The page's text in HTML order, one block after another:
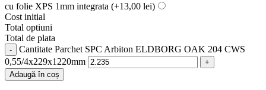
cu folie XPS 1mm integrata (+13,00 lei)
Cost initial
Total optiuni
Total de plata
Cantitate Parchet SPC Arbiton ELDBORG OAK 204 CWS
0,55/4x229x1220mm
Adaugă în coș